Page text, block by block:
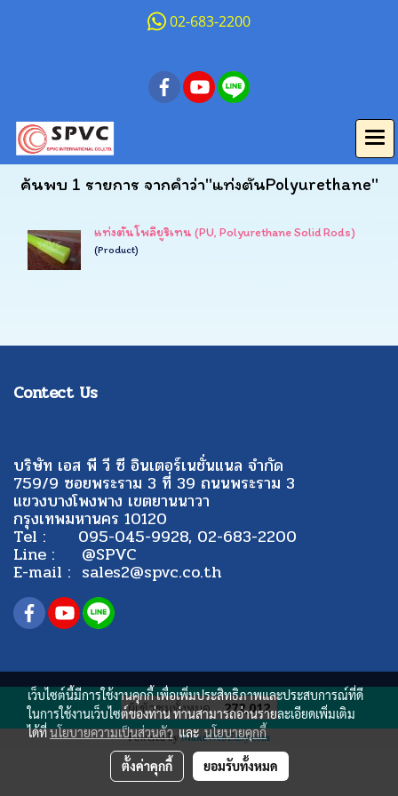
02-683-2200
ค้นพบ 1 รายการ จากคำว่า"แท่งตันPolyurethane"
แท่งตันโพลียูริเทน (PU, Polyurethane Solid Rods)
(Product)
Contect Us
บริษัท เอส พี วี ซี อินเตอร์เนชั่นแนล จำกัด
759/9 ซอยพระราม 3 ที่ 39 ถนนพระราม 3
แขวงบางโพงพาง เขตยานนาวา
กรุงเทพมหานคร 10120
Tel : 095-045-9928, 02-683-2200
Line : @SPVC
E-mail : sales2@spvc.co.th
ผู้เข้าชมทั้งหมด 272,012
Powered byMakeWebEasy.com
เว็บไซต์นี้มีการใช้งานคุกกี้ เพื่อเพิ่มประสิทธิภาพและประสบการณ์ที่ดี
ในการใช้งานเว็บไซต์ของท่าน ท่านสามารถอ่านรายละเอียดเพิ่มเติม
ได้ที่นโยบายความเป็นส่วนตัวและนโยบายคุกกี้
ตั้งค่าคุกกี้ ยอมรับทั้งหมด